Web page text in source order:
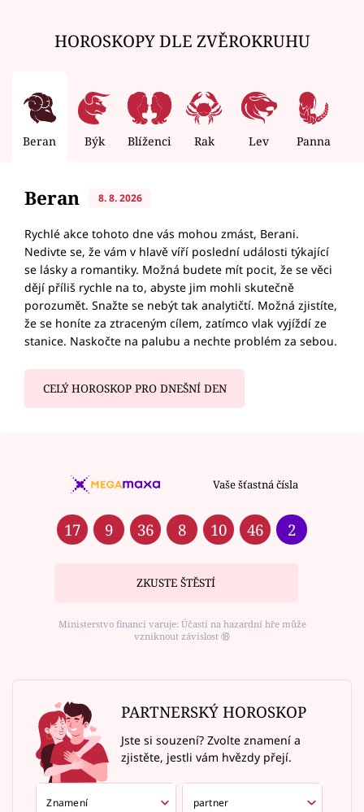
HOROSKOPY DLE ZVĚROKRUHU
Beran Býk Blíženci Rak Lev Panna
Beran 8. 8. 2026
Rychlé akce tohoto dne vás mohou zmást, Berani.
Nedivte se, že vám v hlavě víří poslední události týkající
se lásky a romantiky. Možná budete mít pocit, že se věci
dějí příliš rychle na to, abyste jim mohli skutečně
porozumět. Snažte se nebýt tak analytičtí. Možná zjistíte,
že se honíte za ztraceným cílem, zatímco vlak vyjíždí ze
stanice. Naskočte na palubu a nechte problém za sebou.
CELÝ HOROSKOP PRO DNEŠNÍ DEN
Vaše šťastná čísla
17 9 36 8 10 46 2
ZKUSTE ŠTĚSTÍ
Ministerstvo financí varuje: Účastí na hazardní hře může
vzniknout závislost ⑱
PARTNERSKÝ HOROSKOP
Jste si souzení? Zvolte znamení a
zjistěte, jestli vám hvězdy přejí.